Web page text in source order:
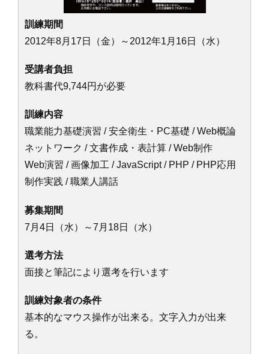
訓練期間
2012年8月17日（金）～2012年1月16日（水）
受講者負担
教科書代9,744円が必要
訓練内容
職業能力基礎演習 / 安全衛生・PC基礎 / Web概論
ネットワーク / 文書作成・表計算 / Web制作
Web演習 / 画像加工 / JavaScript / PHP / PHP応用
制作実践 / 職業人講話
募集期間
7月4日（水）～7月18日（水）
選考方法
面接と筆記により選考を行います
訓練対象者の条件
基本的なマウス操作が出来る。文字入力が出来
る。